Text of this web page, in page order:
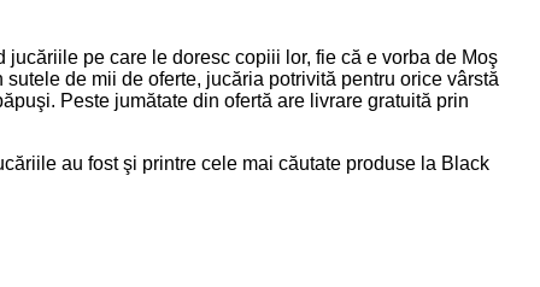
pe care le doresc copiii lor, fie că e vorba de Moş
de mii de oferte, jucăria potrivită pentru orice vârstă
Peste jumătate din ofertă are livrare gratuită prin
au fost şi printre cele mai căutate produse la Black